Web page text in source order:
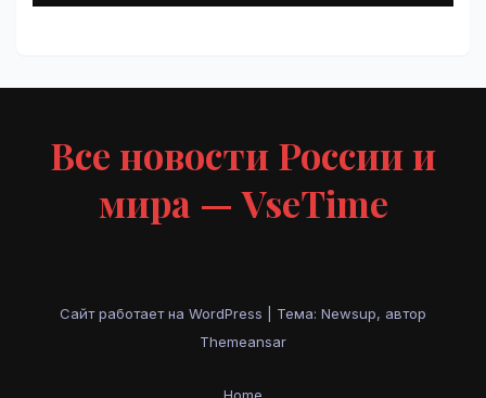
Все новости России и
мира — VseTime
Сайт работает на WordPress
Тема: Newsup, автор
Themeansar